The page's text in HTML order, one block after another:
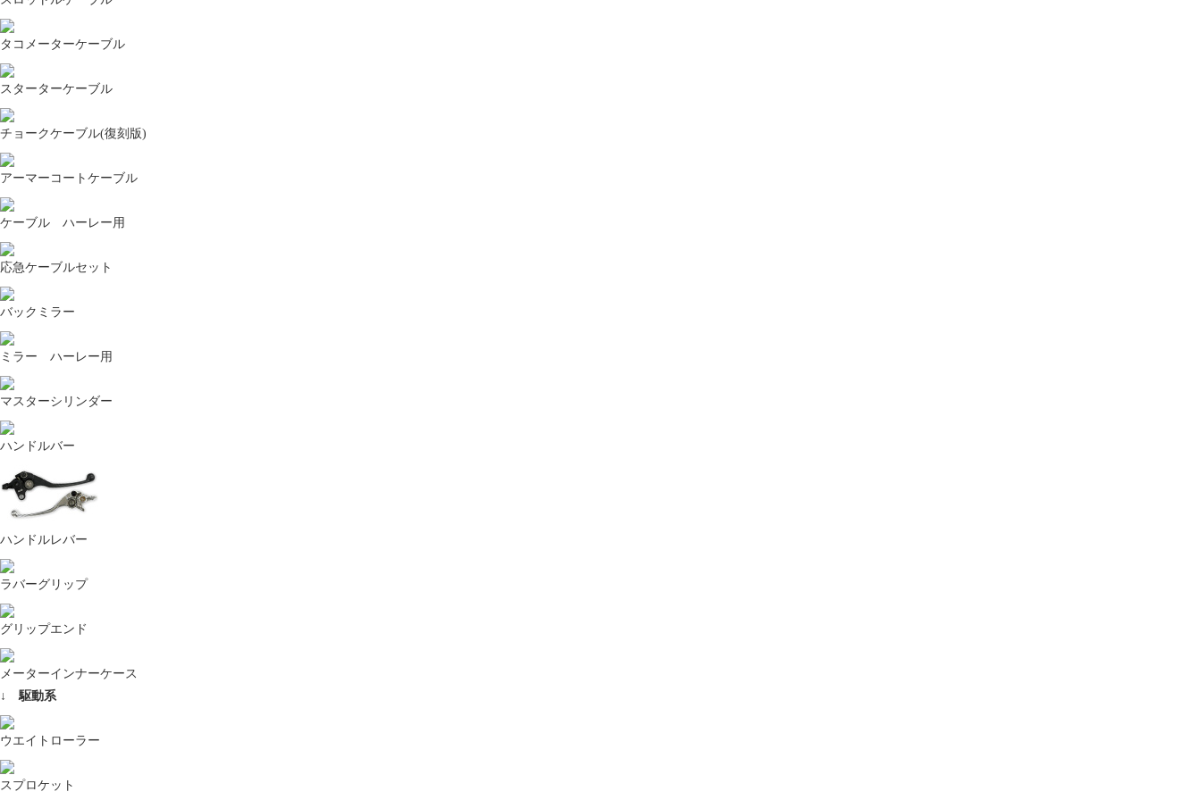
タコメーターケーブル
スターターケーブル
チョークケーブル(復刻版)
アーマーコートケーブル
ケーブル ハーレー用
応急ケーブルセット
バックミラー
ミラー ハーレー用
マスターシリンダー
ハンドルバー
ハンドルレバー
ラバーグリップ
グリップエンド
メーターインナーケース
↓ 駆動系
ウエイトローラー
スプロケット